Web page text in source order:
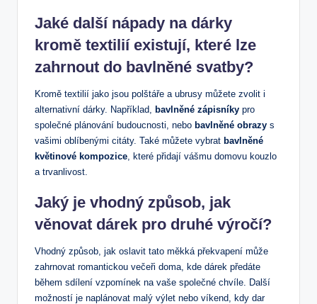
Jaké další nápady na dárky
kromě textilií existují, které lze
zahrnout do bavlněné‍ svatby?
Kromě textilií jako ⁢jsou polštáře a ubrusy můžete zvolit i
alternativní dárky. Například, bavlněné zápisníky pro
společné plánování budoucnosti, nebo bavlněné obrazy s
vašimi‌ oblíbenými citáty. Také můžete ⁣vybrat bavlněné
květinové⁤ kompozice , které přidají vášmu domovu kouzlo
a trvanlivost.
Jaký je vhodný způsob, jak‌
věnovat dárek‌ pro druhé výročí?
Vhodný ⁤způsob, jak oslavit tato měkká překvapení⁢ může
zahrnovat romantickou večeři doma, kde ‌dárek předáte
během sdílení vzpomínek‌ na vaše společné chvíle. Další⁤
možností ⁣je naplánovat malý ​výlet nebo víkend, kdy dar